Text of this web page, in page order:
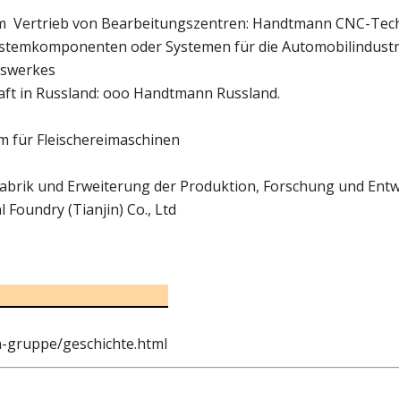
von Bearbeitungszentren: Handtmann CNC-
oder Systemen für die
in Russland: ooo Handtmann Russland.
für Fleischereimaschinen
und Erweiterung der Produktion, Forschung und
(Tianjin) Co., Ltd
geschichte.html